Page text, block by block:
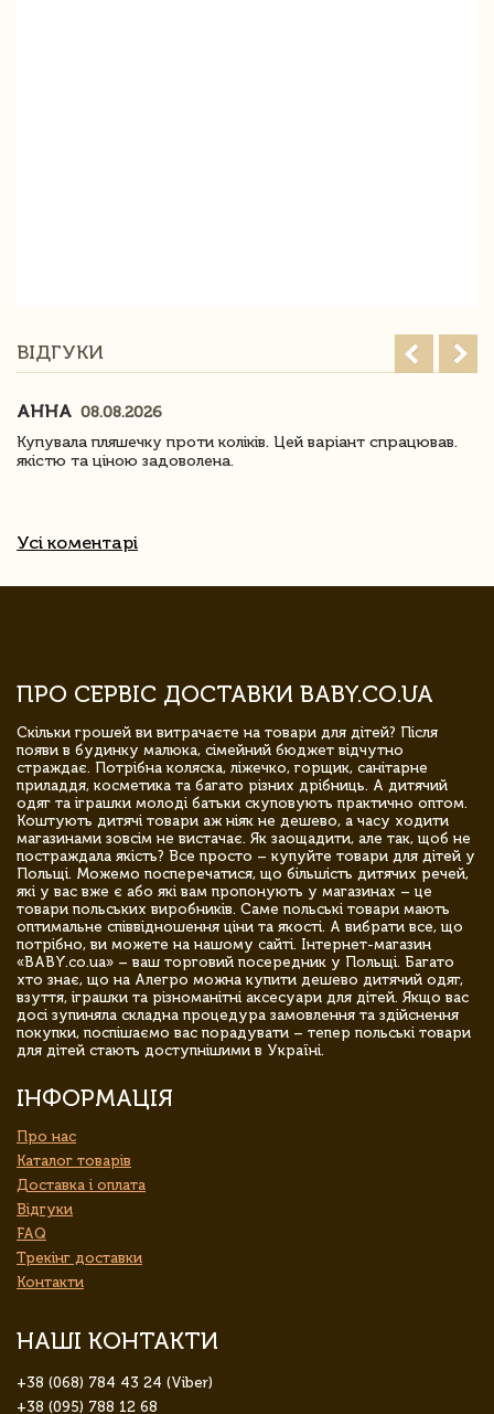
ВІДГУКИ
АННА 08.08.2026
Купувала пляшечку проти коліків. Цей варіант спрацював.
якістю та ціною задоволена.
Усі коментарі
ПРО СЕРВІС ДОСТАВКИ BABY.CO.UA
Скільки грошей ви витрачаєте на товари для дітей? Після
появи в будинку малюка, сімейний бюджет відчутно
страждає. Потрібна коляска, ліжечко, горщик, санітарне
приладдя, косметика та багато різних дрібниць. А дитячий
одяг та іграшки молоді батьки скуповують практично оптом.
Коштують дитячі товари аж ніяк не дешево, а часу ходити
магазинами зовсім не вистачає. Як заощадити, але так, щоб не
постраждала якість? Все просто – купуйте товари для дітей у
Польщі. Можемо посперечатися, що більшість дитячих речей,
які у вас вже є або які вам пропонують у магазинах – це
товари польських виробників. Саме польські товари мають
оптимальне співвідношення ціни та якості. А вибрати все, що
потрібно, ви можете на нашому сайті. Інтернет-магазин
«BABY.co.ua» – ваш торговий посередник у Польщі. Багато
хто знає, що на Алегро можна купити дешево дитячий одяг,
взуття, іграшки та різноманітні аксесуари для дітей. Якщо вас
досі зупиняла складна процедура замовлення та здійснення
покупки, поспішаємо вас порадувати – тепер польські товари
для дітей стають доступнішими в Україні.
ІНФОРМАЦІЯ
Про нас
Каталог товарів
Доставка і оплата
Відгуки
FAQ
Трекінг доставки
Контакти
НАШІ КОНТАКТИ
+38 (068) 784 43 24 (Viber)
+38 (095) 788 12 68